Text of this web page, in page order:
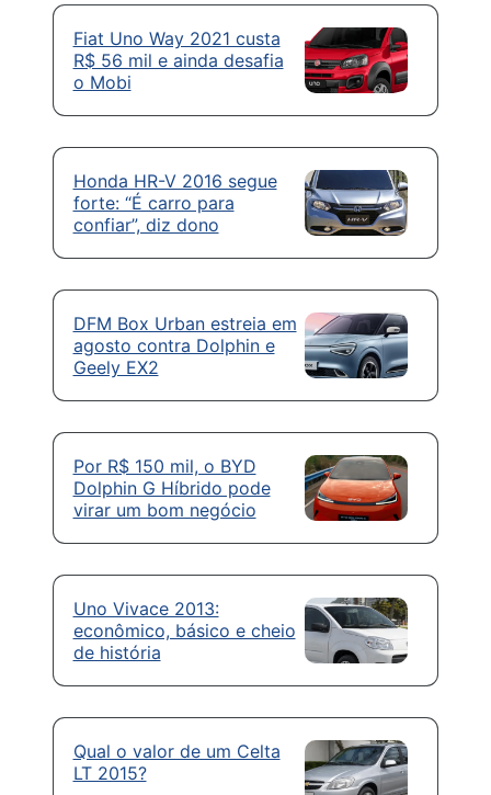
Fiat Uno Way 2021 custa
R$ 56 mil e ainda desafia
o Mobi
Honda HR-V 2016 segue
forte: “É carro para
confiar”, diz dono
DFM Box Urban estreia em
agosto contra Dolphin e
Geely EX2
Por R$ 150 mil, o BYD
Dolphin G Híbrido pode
virar um bom negócio
Uno Vivace 2013:
econômico, básico e cheio
de história
Qual o valor de um Celta
LT 2015?